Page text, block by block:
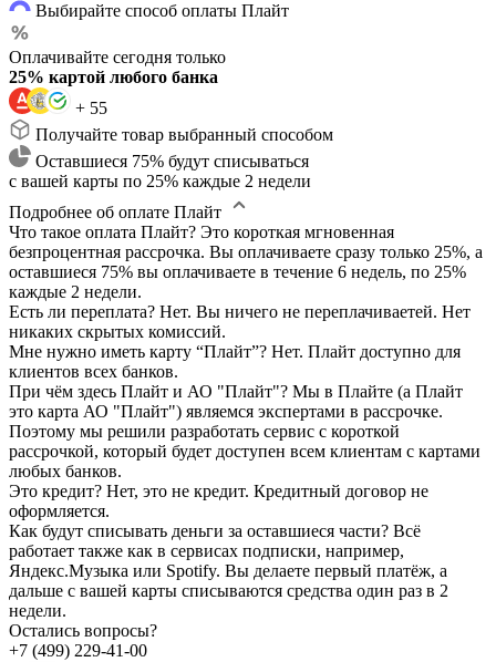
Выбирайте способ оплаты Плайт
Оплачивайте сегодня только
25% картой любого банка
+ 55
Получайте товар выбранный способом
Оставшиеся 75% будут списываться
с вашей карты по 25% каждые 2 недели
Подробнее об оплате Плайт
Что такое оплата Плайт? Это короткая мгновенная
безпроцентная рассрочка. Вы оплачиваете сразу только 25%, а
оставшиеся 75% вы оплачиваете в течение 6 недель, по 25%
каждые 2 недели.
Есть ли переплата? Нет. Вы ничего не переплачиваетей. Нет
никаких скрытых комиссий.
Мне нужно иметь карту “Плайт”? Нет. Плайт доступно для
клиентов всех банков.
При чём здесь Плайт и АО "Плайт"? Мы в Плайте (а Плайт
это карта АО "Плайт") являемся экспертами в рассрочке.
Поэтому мы решили разработать сервис с короткой
рассрочкой, который будет доступен всем клиентам с картами
любых банков.
Это кредит? Нет, это не кредит. Кредитный договор не
оформляется.
Как будут списывать деньги за оставшиеся части? Всё
работает также как в сервисах подписки, например,
Яндекс.Музыка или Spotify. Вы делаете первый платёж, а
дальше с вашей карты списываются средства один раз в 2
недели.
Остались вопросы?
+7 (499) 229-41-00